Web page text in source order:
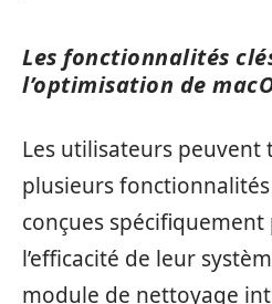
Les fonctionnalités
l’optimisation de
Les utilisateurs peuvent
plusieurs
conçues
l’efficacité de leur
module de nettoyage